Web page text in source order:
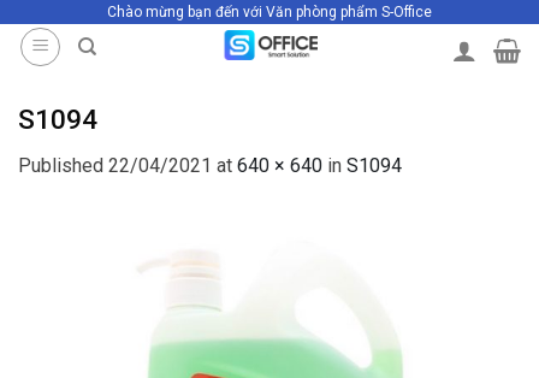
Chào mừng bạn đến với Văn phòng phẩm S-Office
S1094
Published 22/04/2021 at 640 × 640 in S1094